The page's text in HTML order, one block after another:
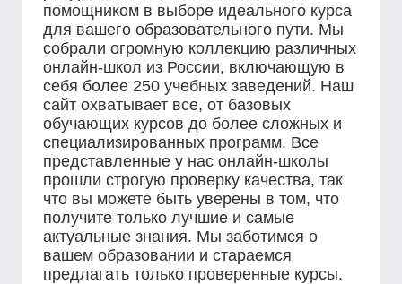
помощником в выборе идеального курса
для вашего образовательного пути. Мы
собрали огромную коллекцию различных
онлайн-школ из России, включающую в
себя более 250 учебных заведений. Наш
сайт охватывает все, от базовых
обучающих курсов до более сложных и
специализированных программ. Все
представленные у нас онлайн-школы
прошли строгую проверку качества, так
что вы можете быть уверены в том, что
получите только лучшие и самые
актуальные знания. Мы заботимся о
вашем образовании и стараемся
предлагать только проверенные курсы.